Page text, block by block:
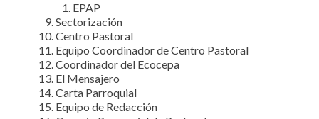
EPAP
Sectorización
Centro Pastoral
Equipo Coordinador de Centro Pastoral
Coordinador del Ecocepa
El Mensajero
Carta Parroquial
Equipo de Redacción